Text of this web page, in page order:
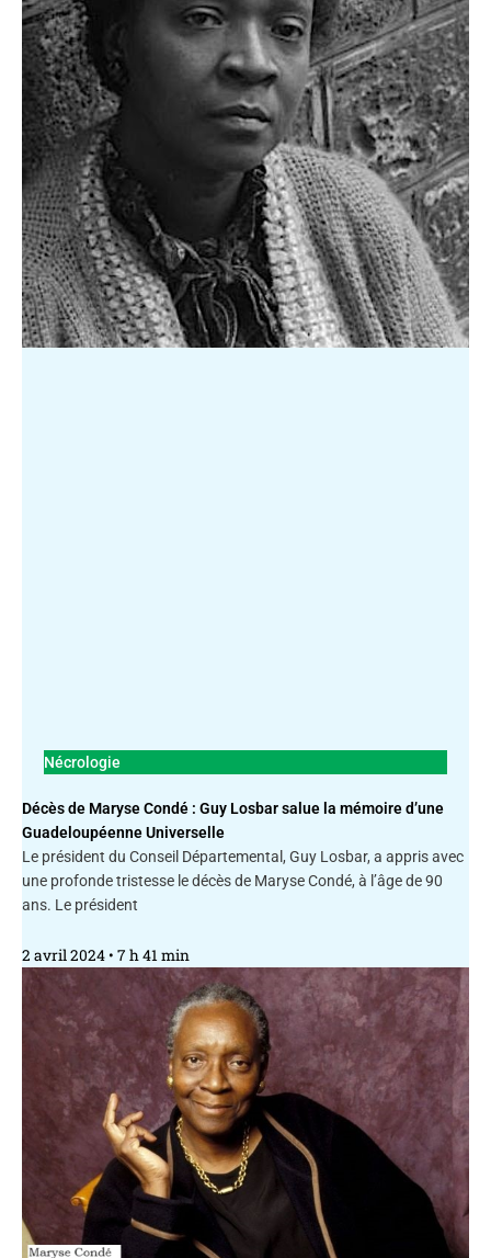
Nécrologie
Décès de Maryse Condé : Guy Losbar salue la mémoire d’une
Guadeloupéenne Universelle
Le président du Conseil Départemental, Guy Losbar, a appris avec
une profonde tristesse le décès de Maryse Condé, à l’âge de 90
ans. Le président
2 avril 2024 7 h 41 min